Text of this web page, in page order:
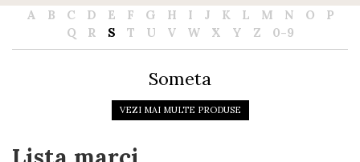
Rezervoare subterane cu pereti
dubli
A B C D E F G H I J K L M N O
P
Q
R S T U V W X Y Z 0-9
Someta
VEZI MAI MULTE PRODUSE